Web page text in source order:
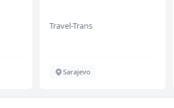
Travel-Trans
Sarajevo